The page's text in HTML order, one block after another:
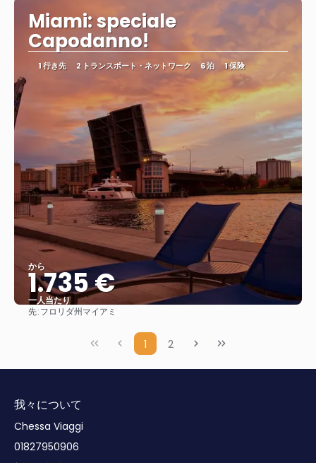
Miami: speciale
Capodanno!
1 行き先 2 トランスポート・ネットワーク 6 泊 1 保険
から
1.735 €
一人当たり
先:フロリダ州マイアミ
1 2
我々について
Chessa Viaggi
01827950906